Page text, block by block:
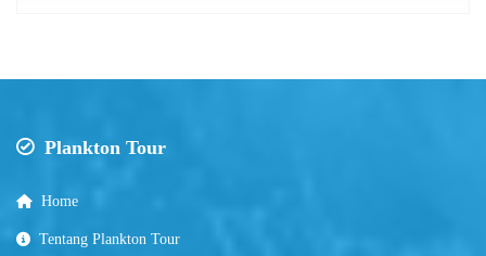
Plankton Tour
Home
Tentang Plankton Tour